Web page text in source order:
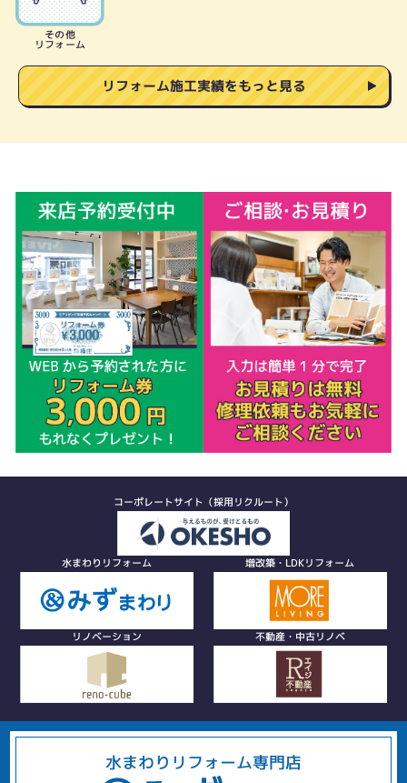
その他
リフォーム
リフォーム施工実績をもっと見る
コーポレートサイト（採用リクルート）
水まわりリフォーム 増改築・LDKリフォーム
リノベーション 不動産・中古リノベ
水まわりリフォーム専門店